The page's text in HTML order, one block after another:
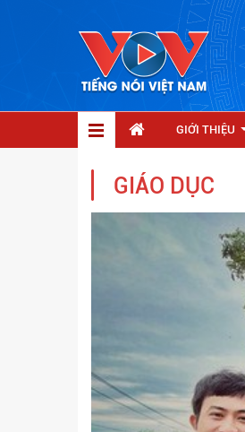
GIỚI THIỆU
GIÁO DỤC